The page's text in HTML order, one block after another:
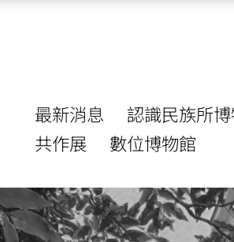
最新消息 認識民族所
共作展
數位博物館